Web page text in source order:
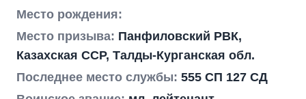
Место рождения:
Место призыва: Панфиловский РВК,
Казахская ССР, Талды-Курганская обл.
Последнее место службы: 555 СП 127 СД